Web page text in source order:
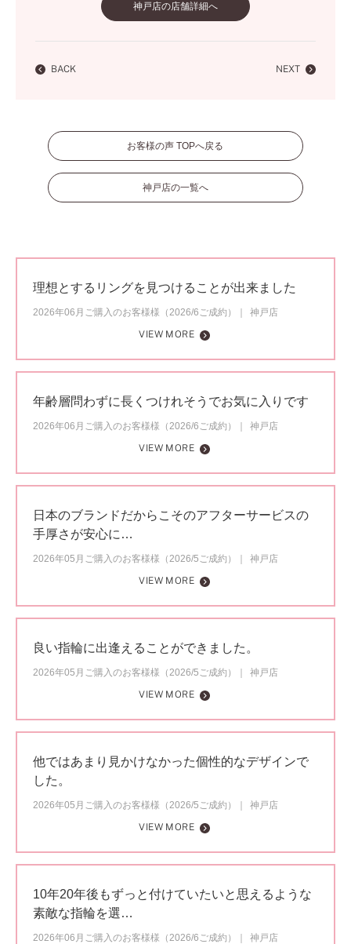
神戸店の店舗詳細へ
BACK NEXT
お客様の声 TOPへ戻る
神戸店の一覧へ
理想とするリングを見つけることが出来ました
2026年06月ご購入のお客様様（2026/6ご成約）
神戸店
VIEW MORE
年齢層問わずに長くつけれそうでお気に入りです
2026年06月ご購入のお客様様（2026/6ご成約）
神戸店
VIEW MORE
日本のブランドだからこそのアフターサービスの
手厚さが安心に…
2026年05月ご購入のお客様様（2026/5ご成約）
神戸店
VIEW MORE
良い指輪に出逢えることができました。
2026年05月ご購入のお客様様（2026/5ご成約）
神戸店
VIEW MORE
他ではあまり見かけなかった個性的なデザインで
した。
2026年05月ご購入のお客様様（2026/5ご成約）
神戸店
VIEW MORE
10年20年後もずっと付けていたいと思えるような
素敵な指輪を選…
2026年06月ご購入のお客様様（2026/6ご成約） 神戸店